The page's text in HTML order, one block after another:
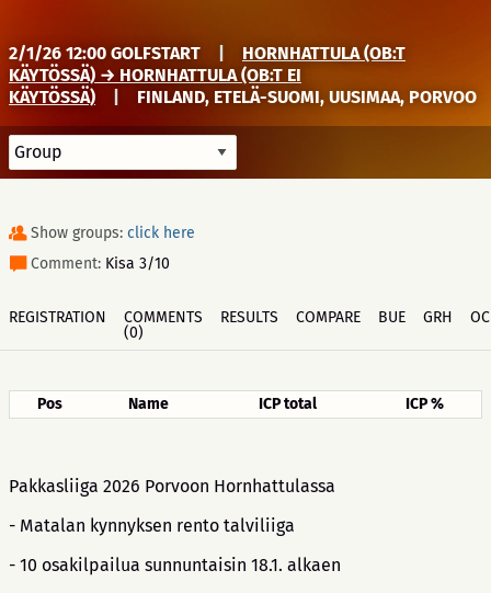
2/1/26 12:00 GOLFSTART
HORNHATTULA (OB:T
KÄYTÖSSÄ) → HORNHATTULA (OB:T EI
KÄYTÖSSÄ)
FINLAND, ETELÄ-SUOMI, UUSIMAA, PORVOO
Show groups: click here
Comment: Kisa 3/10
REGISTRATION
COMMENTS
(0)
RESULTS COMPARE BUE GRH
Pos Name ICP total ICP %
Pakkasliiga 2026 Porvoon Hornhattulassa
- Matalan kynnyksen rento talviliiga
- 10 osakilpailua sunnuntaisin 18.1. alkaen